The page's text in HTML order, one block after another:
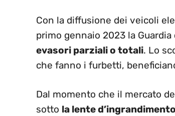
Con la diffusione dei veicoli
primo gennaio 2023 la
evasori parziali o totali. Lo
che fanno i furbetti,
Dal momento che il mercato
sotto la lente